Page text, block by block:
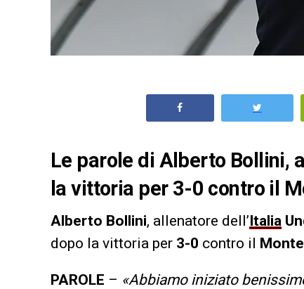
Le parole di Alberto Bollini,
la vittoria per 3-0 contro il
Alberto Bollini, allenatore dell’Italia
dopo la vittoria per 3-0 contro il
PAROLE – «Abbiamo iniziato